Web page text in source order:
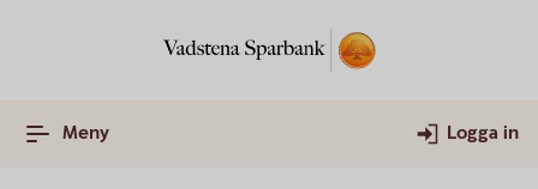
Meny Logga in